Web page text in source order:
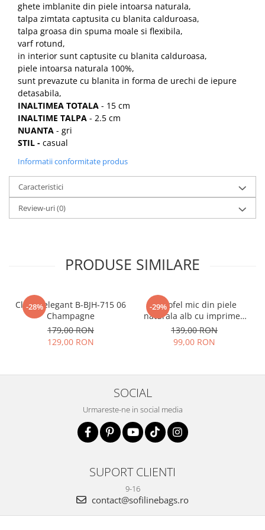
ghete imblanite din piele intoarsa naturala,
talpa zimtata captusita cu blanita calduroasa,
talpa groasa din spuma moale si flexibila,
varf rotund,
in interior sunt captusite cu blanita calduroasa,
piele intoarsa naturala 100%,
sunt prevazute cu blanita in forma de urechi de iepure
detasabila,
INALTIMEA TOTALA - 15 cm
INALTIME TALPA - 2.5 cm
NUANTA - gri
STIL - casual
Informatii conformitate produs
Caracteristici
Review-uri(0)
PRODUSE SIMILARE
-28%
Clutch elegant B-BJH-715 06
Champagne
179,00 RON
129,00 RON
-29%
Portofel mic din piele
naturala alb cu imprimeu
B-8912 07
139,00 RON
99,00 RON
SOCIAL
Urmareste-ne in social media
SUPORT CLIENTI
9-16
contact@sofilinebags.ro